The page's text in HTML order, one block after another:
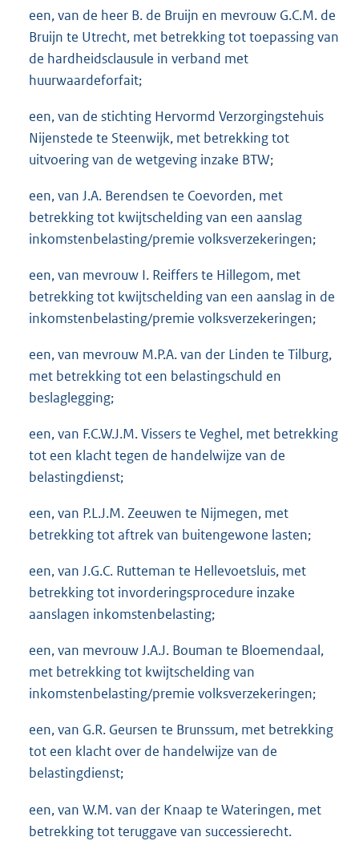
een, van de heer B. de Bruijn en mevrouw G.C.M. de
Bruijn te Utrecht, met betrekking tot toepassing van
de hardheidsclausule in verband met
huurwaardeforfait;
een, van de stichting Hervormd Verzorgingstehuis
Nijenstede te Steenwijk, met betrekking tot
uitvoering van de wetgeving inzake BTW;
een, van J.A. Berendsen te Coevorden, met
betrekking tot kwijtschelding van een aanslag
inkomstenbelasting/premie volksverzekeringen;
een, van mevrouw I. Reiffers te Hillegom, met
betrekking tot kwijtschelding van een aanslag in de
inkomstenbelasting/premie volksverzekeringen;
een, van mevrouw M.P.A. van der Linden te Tilburg,
met betrekking tot een belastingschuld en
beslaglegging;
een, van F.C.W.J.M. Vissers te Veghel, met betrekking
tot een klacht tegen de handelwijze van de
belastingdienst;
een, van P.L.J.M. Zeeuwen te Nijmegen, met
betrekking tot aftrek van buitengewone lasten;
een, van J.G.C. Rutteman te Hellevoetsluis, met
betrekking tot invorderingsprocedure inzake
aanslagen inkomstenbelasting;
een, van mevrouw J.A.J. Bouman te Bloemendaal,
met betrekking tot kwijtschelding van
inkomstenbelasting/premie volksverzekeringen;
een, van G.R. Geursen te Brunssum, met betrekking
tot een klacht over de handelwijze van de
belastingdienst;
een, van W.M. van der Knaap te Wateringen, met
betrekking tot teruggave van successierecht.